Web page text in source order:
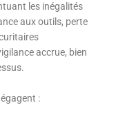
les inégalités
aux outils, perte
accrue, bien
: